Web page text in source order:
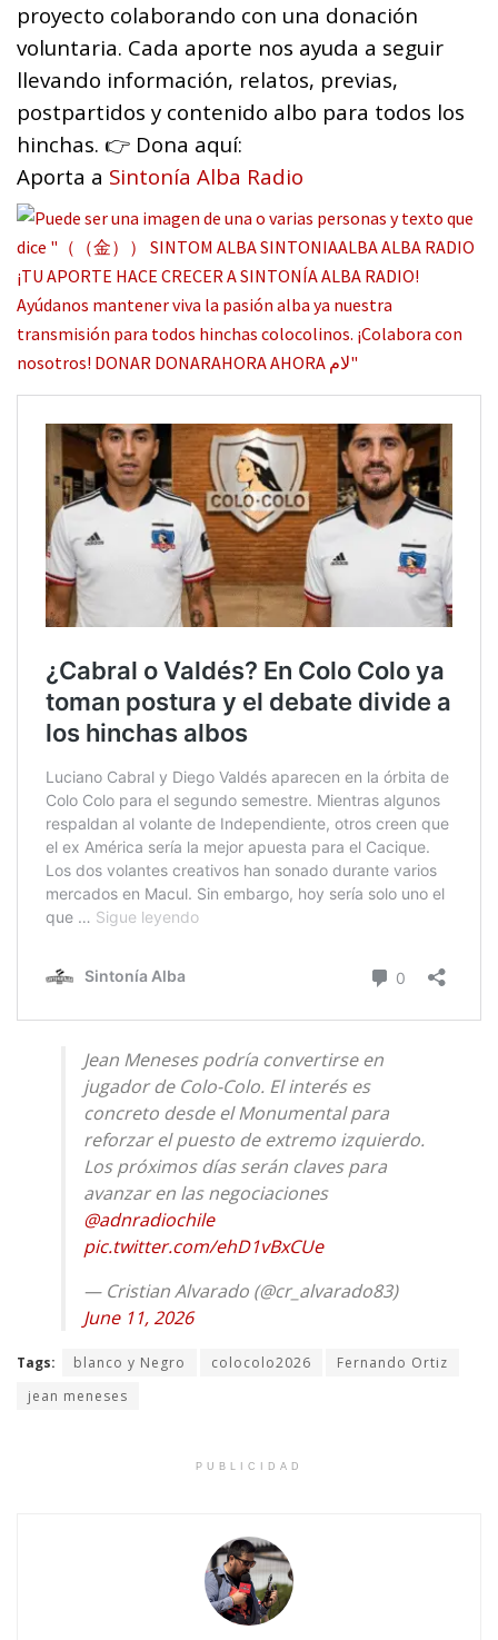
proyecto colaborando con una donación
voluntaria. Cada aporte nos ayuda a seguir
llevando información, relatos, previas,
postpartidos y contenido albo para todos los
hinchas. 👉 Dona aquí:
Aporta a Sintonía Alba Radio
Jean Meneses podría convertirse en
jugador de Colo-Colo. El interés es
concreto desde el Monumental para
reforzar el puesto de extremo izquierdo.
Los próximos días serán claves para
avanzar en las negociaciones
@adnradiochile
pic.twitter.com/ehD1vBxCUe
— Cristian Alvarado (@cr_alvarado83)
June 11, 2026
Tags: blanco y Negro colocolo2026
Fernando Ortiz
jean meneses
PUBLICIDAD